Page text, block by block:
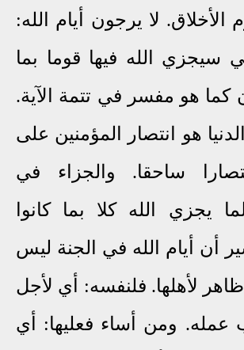
الأخلاق. لا يرجون أيام الله:
سيجزي الله فيها قوما بما
كما هو مفسر في تتمة الآية.
هو انتصار المؤمنين على
ساحقا. والجزاء في
يجزي الله كلا بما كانوا
أن أيام الله في الجنة ليس
ظاهر لأهلها. فلنفسه: أي لأجل
عمله. ومن أساء فعليها: أي